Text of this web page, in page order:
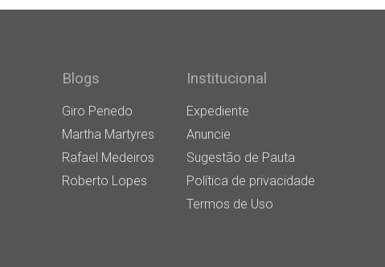
Blogs
Giro Penedo
Martha Martyres
Rafael Medeiros
Roberto Lopes
Institucional
Expediente
Anuncie
Sugestão de Pauta
Política de privacidade
Termos de Uso